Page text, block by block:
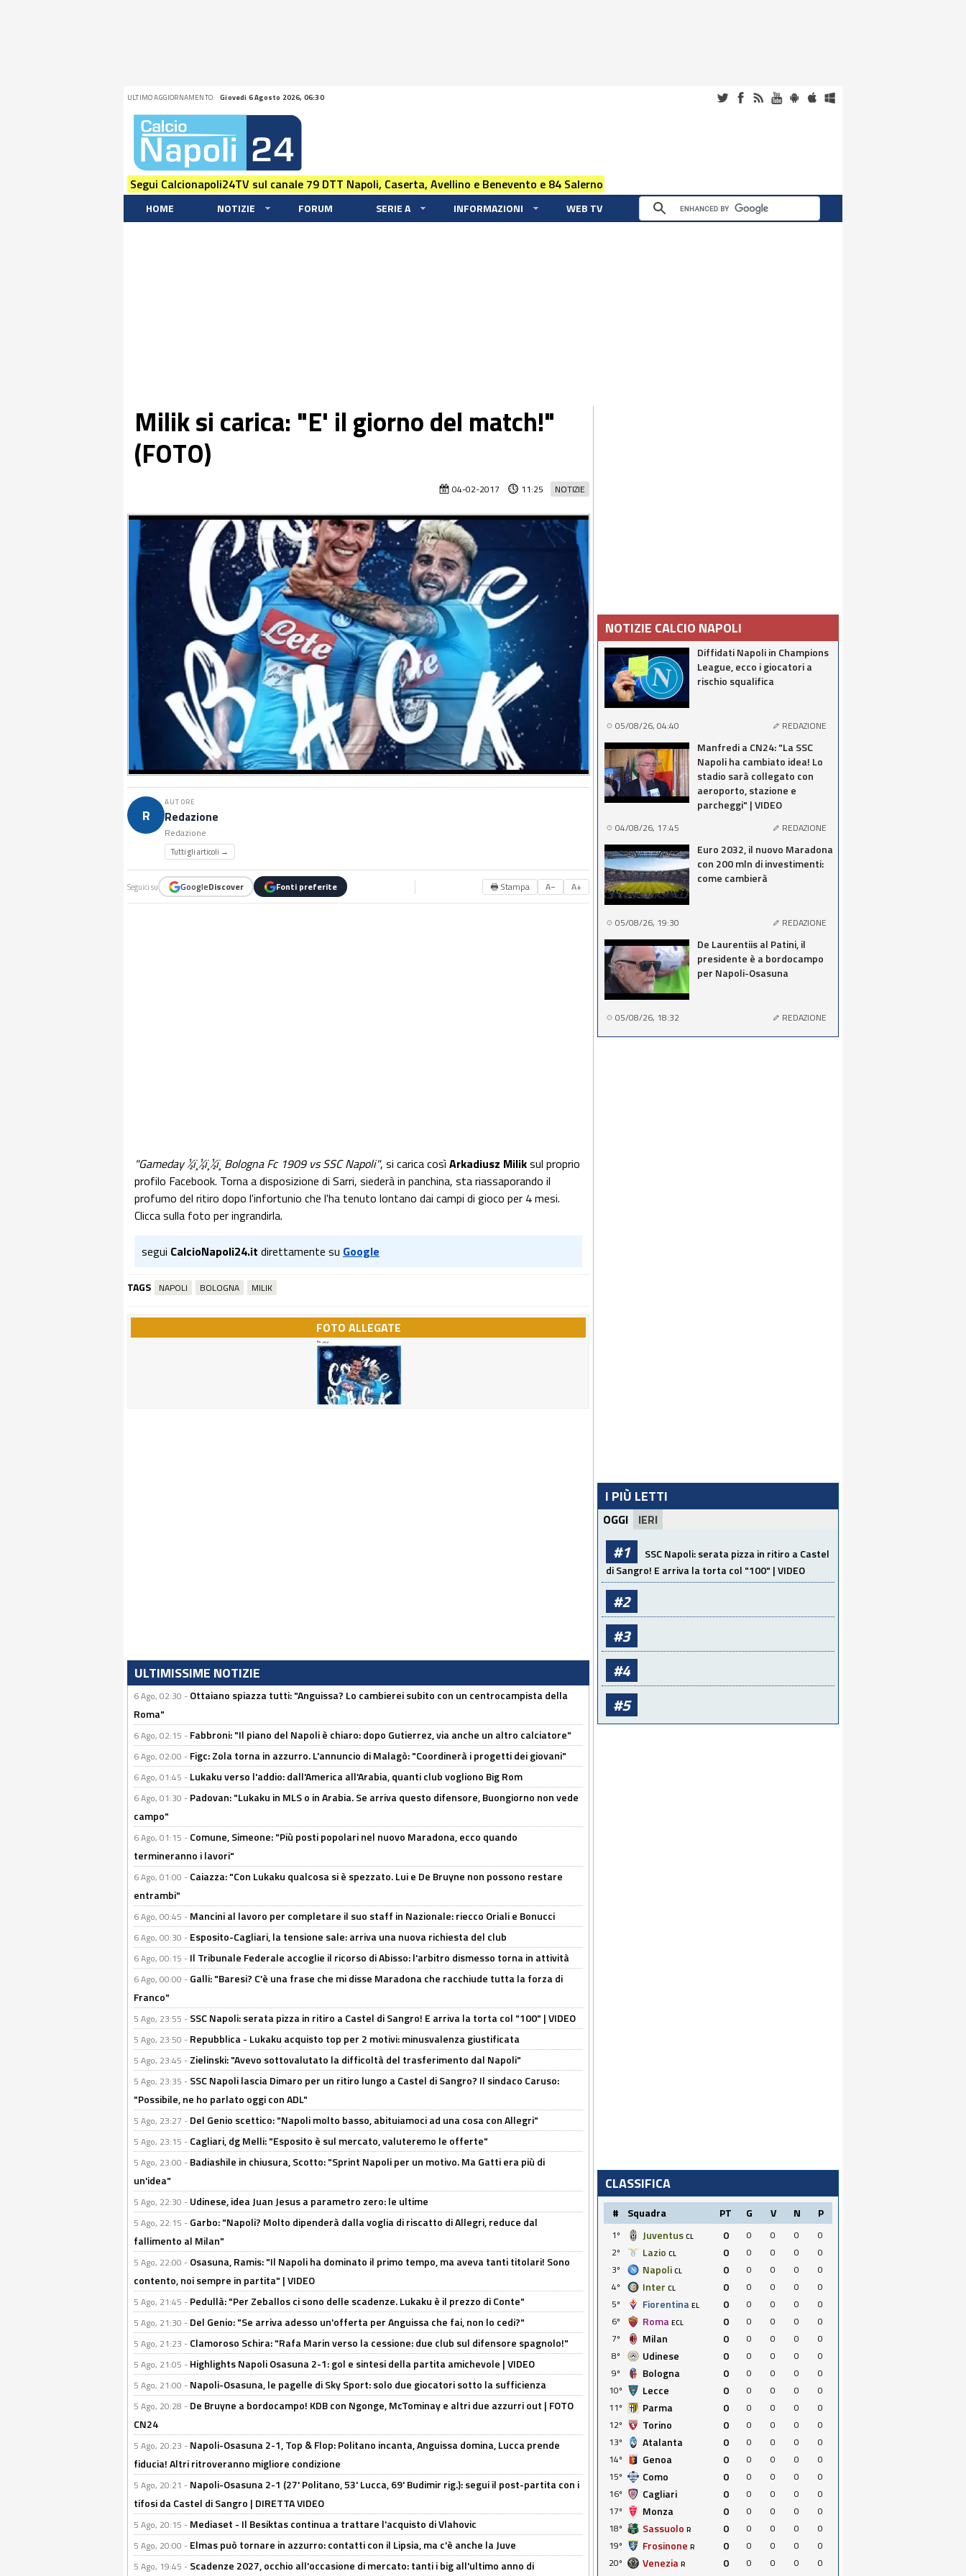
ULTIMO AGGIORNAMENTO: Giovedi 6 Agosto 2026, 06:30
Segui Calcionapoli24TV sul canale 79 DTT Napoli, Caserta, Avellino e Benevento e 84 Salerno
HOME NOTIZIE FORUM SERIE A INFORMAZIONI WEB TV
Milik si carica: "E' il giorno del match!"
(FOTO)
NOTIZIE
04-02-2017 11:25
R
AUTORE
Redazione
Redazione
Tutti gli articoli →
Seguici su GoogleDiscover Fonti preferite 🖶 Stampa A− A+
"Gameday½ï¸½ï¸½ï¸ Bologna Fc 1909 vs SSC Napoli", si carica cosìArkadiusz Miliksul proprio
profilo Facebook. Torna a disposizione di Sarri, siederà in panchina, sta riassaporando il
profumo del ritiro dopo l'infortunio che l'ha tenuto lontano dai campi di gioco per 4 mesi.
Clicca sulla foto per ingrandirla.
segui CalcioNapoli24.it direttamente su Google
TAGS NAPOLI BOLOGNA MILIK
FOTO ALLEGATE
ULTIMISSIME NOTIZIE
6 Ago, 02:30 - Ottaiano spiazza tutti: "Anguissa? Lo cambierei subito con un centrocampista della
Roma"
6 Ago, 02:15 - Fabbroni: "Il piano del Napoli è chiaro: dopo Gutierrez, via anche un altro calciatore"
6 Ago, 02:00 - Figc: Zola torna in azzurro. L'annuncio di Malagò: "Coordinerà i progetti dei giovani"
6 Ago, 01:45 - Lukaku verso l'addio: dall'America all'Arabia, quanti club vogliono Big Rom
6 Ago, 01:30 - Padovan: "Lukaku in MLS o in Arabia. Se arriva questo difensore, Buongiorno non vede
campo"
6 Ago, 01:15 - Comune, Simeone: "Più posti popolari nel nuovo Maradona, ecco quando
termineranno i lavori"
6 Ago, 01:00 - Caiazza: "Con Lukaku qualcosa si è spezzato. Lui e De Bruyne non possono restare
entrambi"
6 Ago, 00:45 - Mancini al lavoro per completare il suo staff in Nazionale: riecco Oriali e Bonucci
6 Ago, 00:30 - Esposito-Cagliari, la tensione sale: arriva una nuova richiesta del club
6 Ago, 00:15 - Il Tribunale Federale accoglie il ricorso di Abisso: l'arbitro dismesso torna in attività
6 Ago, 00:00 - Galli: "Baresi? C'è una frase che mi disse Maradona che racchiude tutta la forza di
Franco"
5 Ago, 23:55 - SSC Napoli: serata pizza in ritiro a Castel di Sangro! E arriva la torta col "100" | VIDEO
5 Ago, 23:50 - Repubblica - Lukaku acquisto top per 2 motivi: minusvalenza giustificata
5 Ago, 23:45 - Zielinski: "Avevo sottovalutato la difficoltà del trasferimento dal Napoli"
5 Ago, 23:35 - SSC Napoli lascia Dimaro per un ritiro lungo a Castel di Sangro? Il sindaco Caruso:
"Possibile, ne ho parlato oggi con ADL"
5 Ago, 23:27 - Del Genio scettico: "Napoli molto basso, abituiamoci ad una cosa con Allegri"
5 Ago, 23:15 - Cagliari, dg Melli: "Esposito è sul mercato, valuteremo le offerte"
5 Ago, 23:00 - Badiashile in chiusura, Scotto: "Sprint Napoli per un motivo. Ma Gatti era più di
un'idea"
5 Ago, 22:30 - Udinese, idea Juan Jesus a parametro zero: le ultime
5 Ago, 22:15 - Garbo: "Napoli? Molto dipenderà dalla voglia di riscatto di Allegri, reduce dal
fallimento al Milan"
5 Ago, 22:00 - Osasuna, Ramis: "Il Napoli ha dominato il primo tempo, ma aveva tanti titolari! Sono
contento, noi sempre in partita" | VIDEO
5 Ago, 21:45 - Pedullà: "Per Zeballos ci sono delle scadenze. Lukaku è il prezzo di Conte"
5 Ago, 21:30 - Del Genio: "Se arriva adesso un'offerta per Anguissa che fai, non lo cedi?"
5 Ago, 21:23 - Clamoroso Schira: "Rafa Marin verso la cessione: due club sul difensore spagnolo!"
5 Ago, 21:05 - Highlights Napoli Osasuna 2-1: gol e sintesi della partita amichevole | VIDEO
5 Ago, 21:00 - Napoli-Osasuna, le pagelle di Sky Sport: solo due giocatori sotto la sufficienza
5 Ago, 20:28 - De Bruyne a bordocampo! KDB con Ngonge, McTominay e altri due azzurri out | FOTO
CN24
5 Ago, 20:23 - Napoli-Osasuna 2-1, Top & Flop: Politano incanta, Anguissa domina, Lucca prende
fiducia! Altri ritroveranno migliore condizione
5 Ago, 20:21 - Napoli-Osasuna 2-1 (27' Politano, 53' Lucca, 69' Budimir rig.): segui il post-partita con i
tifosi da Castel di Sangro | DIRETTA VIDEO
5 Ago, 20:15 - Mediaset - Il Besiktas continua a trattare l'acquisto di Vlahovic
5 Ago, 20:00 - Elmas può tornare in azzurro: contatti con il Lipsia, ma c'è anche la Juve
5 Ago, 19:45 - Scadenze 2027, occhio all'occasione di mercato: tanti i big all'ultimo anno di
NOTIZIE CALCIO NAPOLI
Diffidati Napoli in Champions
League, ecco i giocatori a
rischio squalifica
05/08/26, 04:40 REDAZIONE
Manfredi a CN24: "La SSC
Napoli ha cambiato idea! Lo
stadio sarà collegato con
aeroporto, stazione e
parcheggi" | VIDEO
04/08/26, 17:45 REDAZIONE
Euro 2032, il nuovo Maradona
con 200 mln di investimenti:
come cambierà
05/08/26, 19:30 REDAZIONE
De Laurentiis al Patini, il
presidente è a bordocampo
per Napoli-Osasuna
05/08/26, 18:32 REDAZIONE
I PIÙ LETTI
OGGI IERI
#1
SSC Napoli: serata pizza in ritiro a Castel
di Sangro! E arriva la torta col "100" | VIDEO
#2
#3
#4
#5
CLASSIFICA
# Squadra PT G V N P
1º Juventus CL 0 0 0 0
0
2º
Lazio CL 0 0 0 0
0
3º
Napoli CL 0 0 0 0
0
4º
Inter CL 0 0 0 0
0
5º
Fiorentina EL 0 0 0 0
0
6º
Roma ECL 0 0 0 0
0
7º
Milan 0 0 0 0
0
8º
Udinese 0 0 0 0
0
9º
Bologna 0 0 0 0
0
10º
Lecce 0 0 0 0
0
11º
Parma 0 0 0 0
0
12º
Torino 0 0 0 0
0
13º
Atalanta 0 0 0 0
0
14º
Genoa 0 0 0 0
0
15º
Como 0 0 0 0
0
16º
Cagliari 0 0 0 0
0
17º
Monza 0 0 0 0
0
18º
Sassuolo R 0 0 0 0
0
19º
Frosinone R 0 0 0 0
0
20º
Venezia R 0 0 0 0 0